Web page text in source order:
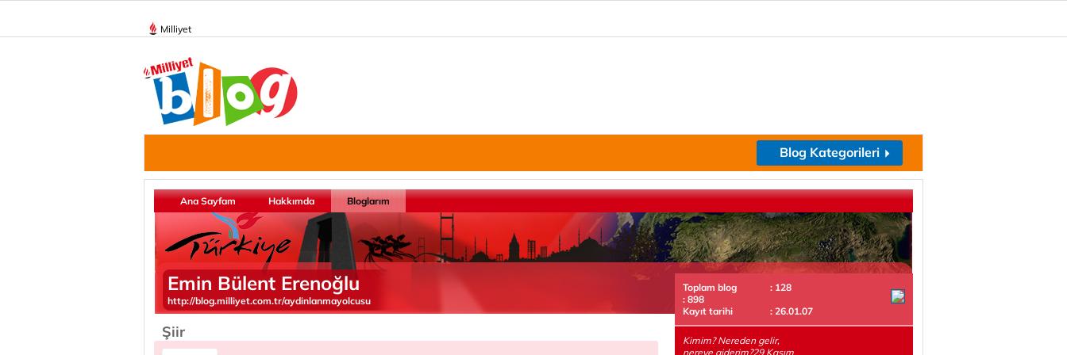
Milliyet
Blog Kategorileri
Ana Sayfam Hakkımda Bloglarım
Emin Bülent Erenoğlu
http://blog.milliyet.com.tr/aydinlanmayolcusu
Şiir
Toplam blog
: 128
: 898
Kayıt tarihi
: 26.01.07
Kimim? Nereden gelir,
nereye giderim?29 Kasım